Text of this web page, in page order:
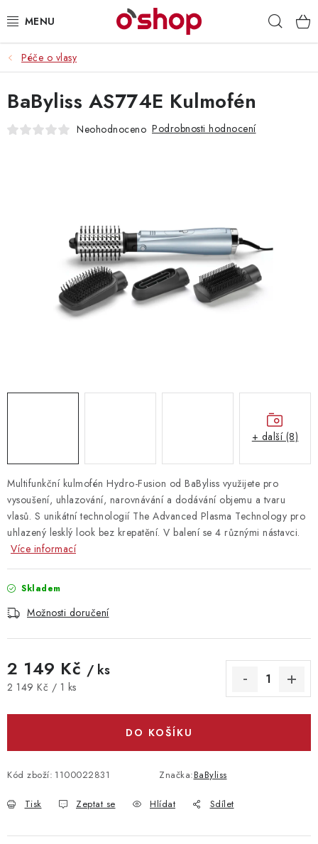
na
OSOBNÍ PÉČE
POTRAVINY
HRAČKY 🧸
Doprava a platba
Obchodní podmínky
Podmínky ochrany osobních údajů
Servis a reklamace
Péče o vlasy
Multifunkční kulmofén Hydro-Fusion od BaByliss využijete pro
vysoušení, uhlazování, narovnávání a dodávání objemu a tvaru
vlasů. S unikátní technologií The Advanced Plasma Technology pro
uhlazený lesklý look bez krepatění. V balení se 4 různými nástavci.
Více informací
Skladem
Možnosti doručení
2 149 Kč / ks
Měrná cena:
2 149 Kč / 1 ks
DO KOŠÍKU
Kód zboží: 1100022831 Značka:BaByliss
Tisk Zeptat se Hlídat Sdílet
BaByliss AS774E Kulmofén
Neohodnoceno Podrobnosti hodnocení
+ další (8)